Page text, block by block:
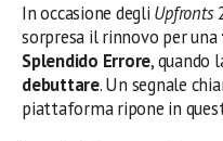
In occasione degli Upfronts
sorpresa il rinnovo per una
Splendido Errore, quando
debuttare. Un segnale
piattaforma ripone in